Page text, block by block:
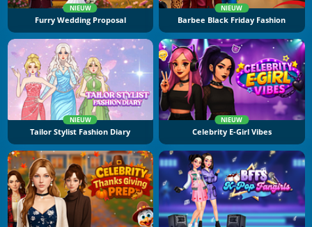
NIEUW
Furry Wedding Proposal
NIEUW
Barbee Black Friday Fashion
NIEUW
Tailor Stylist Fashion Diary
NIEUW
Celebrity E-Girl Vibes